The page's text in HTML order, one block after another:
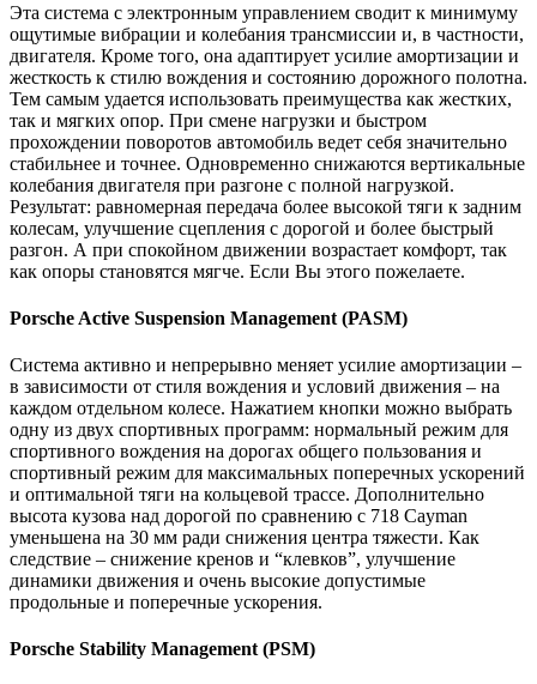
Эта система с электронным управлением сводит к минимуму
ощутимые вибрации и колебания трансмиссии и, в частности,
двигателя. Кроме того, она адаптирует усилие амортизации и
жесткость к стилю вождения и состоянию дорожного полотна.
Тем самым удается использовать преимущества как жестких,
так и мягких опор. При смене нагрузки и быстром
прохождении поворотов автомобиль ведет себя значительно
стабильнее и точнее. Одновременно снижаются вертикальные
колебания двигателя при разгоне с полной нагрузкой.
Результат: равномерная передача более высокой тяги к задним
колесам, улучшение сцепления с дорогой и более быстрый
разгон. А при спокойном движении возрастает комфорт, так
как опоры становятся мягче. Если Вы этого пожелаете.
Porsche Active Suspension Management (PASM)
Система активно и непрерывно меняет усилие амортизации –
в зависимости от стиля вождения и условий движения – на
каждом отдельном колесе. Нажатием кнопки можно выбрать
одну из двух спортивных программ: нормальный режим для
спортивного вождения на дорогах общего пользования и
спортивный режим для максимальных поперечных ускорений
и оптимальной тяги на кольцевой трассе. Дополнительно
высота кузова над дорогой по сравнению с 718 Cayman
уменьшена на 30 мм ради снижения центра тяжести. Как
следствие – снижение кренов и “клевков”, улучшение
динамики движения и очень высокие допустимые
продольные и поперечные ускорения.
Porsche Stability Management (PSM)